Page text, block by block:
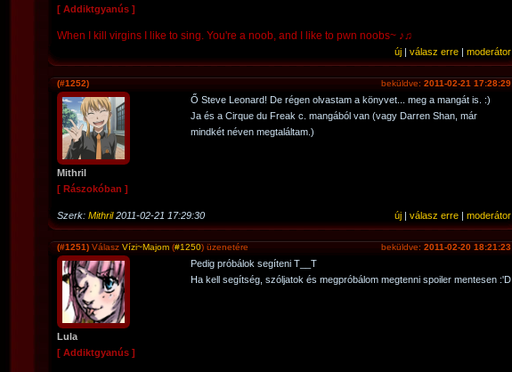
[ Addiktgyanús ]
When I kill virgins I like to sing. You're a noob, and I like to pwn noobs~ ♪♫
új | válasz erre | moderátor
beküldve: 2011-02-21 17:28:29
(#1252)
Mithril
[ Rászokóban ]
Ő Steve Leonard! De régen olvastam a könyvet... meg a mangát is. :)
Ja és a Cirque du Freak c. mangából van (vagy Darren Shan, már
mindkét néven megtaláltam.)
új | válasz erre | moderátor
Szerk: Mithril2011-02-21 17:29:30
beküldve: 2011-02-20 18:21:23
(#1251) Válasz Vízi~Majom (#1250) üzenetére
Lula
[ Addiktgyanús ]
Pedig próbálok segíteni T__T
Ha kell segítség, szóljatok és megpróbálom megtenni spoiler mentesen :'D